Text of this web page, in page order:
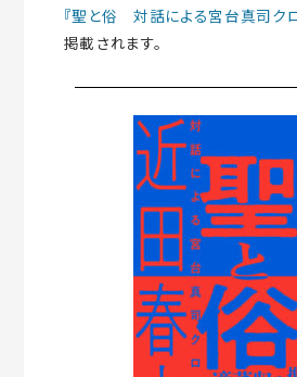
『聖と俗 対話による宮台真司ク
掲載されます。